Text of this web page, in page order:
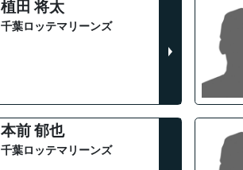
植田 将太
千葉ロッテマリーンズ
本前 郁也
千葉ロッテマリーンズ